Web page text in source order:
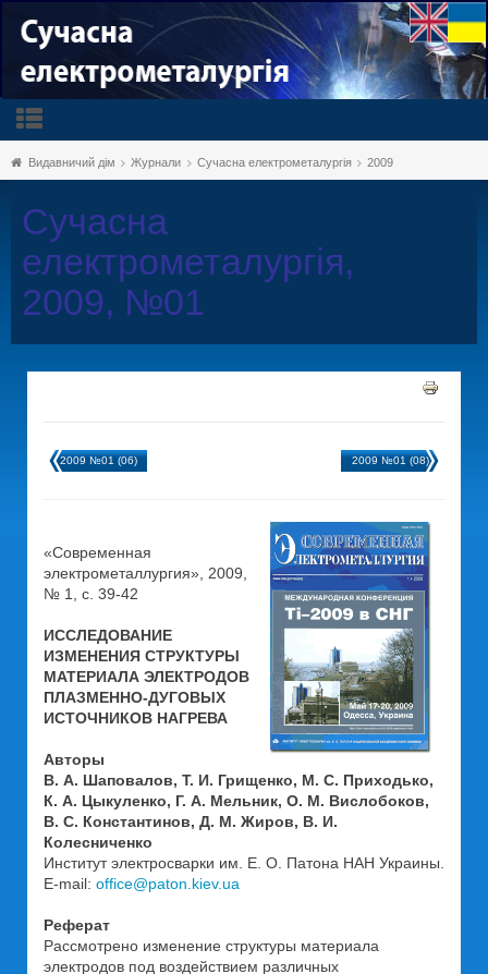
Видавничий дім Журнали Сучасна електрометалургія 2009
Сучасна
електрометалургія,
2009, №01
2009 №01 (06) 2009 №01 (08)
«Современная
электрометаллургия», 2009,
№ 1, с. 39-42
ИССЛЕДОВАНИЕ
ИЗМЕНЕНИЯ СТРУКТУРЫ
МАТЕРИАЛА ЭЛЕКТРОДОВ
ПЛАЗМЕННО-ДУГОВЫХ
ИСТОЧНИКОВ НАГРЕВА
Авторы
В. А. Шаповалов, Т. И. Грищенко, М. С. Приходько,
К. А. Цыкуленко, Г. А. Мельник, О. М. Вислобоков,
В. С. Константинов, Д. М. Жиров, В. И.
Колесниченко
Институт электросварки им. Е. О. Патона НАН Украины.
E-mail: office@paton.kiev.ua
Реферат
Рассмотрено изменение структуры материала
электродов под воздействием различных